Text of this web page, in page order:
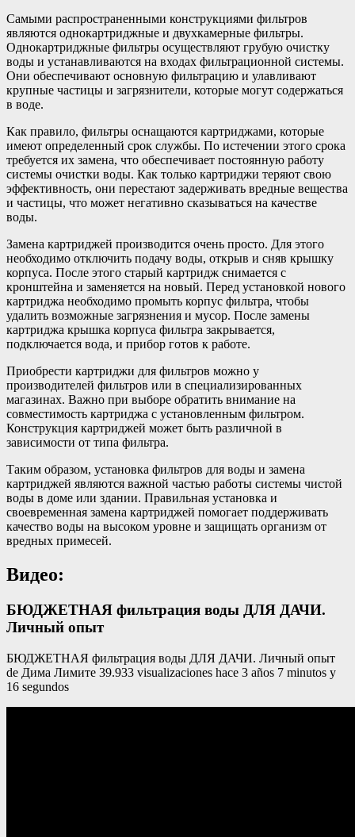
Самыми распространенными конструкциями фильтров
являются однокартриджные и двухкамерные фильтры.
Однокартриджные фильтры осуществляют грубую очистку
воды и устанавливаются на входах фильтрационной системы.
Они обеспечивают основную фильтрацию и улавливают
крупные частицы и загрязнители, которые могут содержаться
в воде.
Как правило, фильтры оснащаются картриджами, которые
имеют определенный срок службы. По истечении этого срока
требуется их замена, что обеспечивает постоянную работу
системы очистки воды. Как только картриджи теряют свою
эффективность, они перестают задерживать вредные вещества
и частицы, что может негативно сказываться на качестве
воды.
Замена картриджей производится очень просто. Для этого
необходимо отключить подачу воды, открыв и сняв крышку
корпуса. После этого старый картридж снимается с
кронштейна и заменяется на новый. Перед установкой нового
картриджа необходимо промыть корпус фильтра, чтобы
удалить возможные загрязнения и мусор. После замены
картриджа крышка корпуса фильтра закрывается,
подключается вода, и прибор готов к работе.
Приобрести картриджи для фильтров можно у
производителей фильтров или в специализированных
магазинах. Важно при выборе обратить внимание на
совместимость картриджа с установленным фильтром.
Конструкция картриджей может быть различной в
зависимости от типа фильтра.
Таким образом, установка фильтров для воды и замена
картриджей являются важной частью работы системы чистой
воды в доме или здании. Правильная установка и
своевременная замена картриджей помогает поддерживать
качество воды на высоком уровне и защищать организм от
вредных примесей.
Видео:
БЮДЖЕТНАЯ фильтрация воды ДЛЯ ДАЧИ.
Личный опыт
БЮДЖЕТНАЯ фильтрация воды ДЛЯ ДАЧИ. Личный опыт
de Дима Лимите 39.933 visualizaciones hace 3 años 7 minutos y
16 segundos